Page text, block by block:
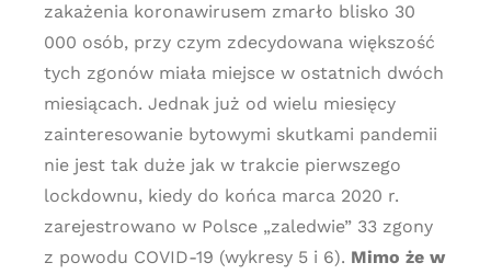
zakażenia koronawirusem zmarło blisko 30
000 osób, przy czym zdecydowana większość
tych zgonów miała miejsce w ostatnich dwóch
miesiącach. Jednak już od wielu miesięcy
zainteresowanie bytowymi skutkami pandemii
nie jest tak duże jak w trakcie pierwszego
lockdownu, kiedy do końca marca 2020 r.
zarejestrowano w Polsce „zaledwie” 33 zgony
z powodu COVID-19 (wykresy 5 i 6). Mimo że w